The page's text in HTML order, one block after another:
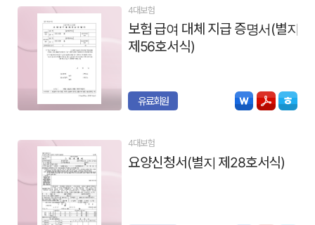
4대보험
보험 급여 대체 지급 증명서(별지
제56호서식)
유료회원
4대보험
요양신청서(별지 제28호서식)